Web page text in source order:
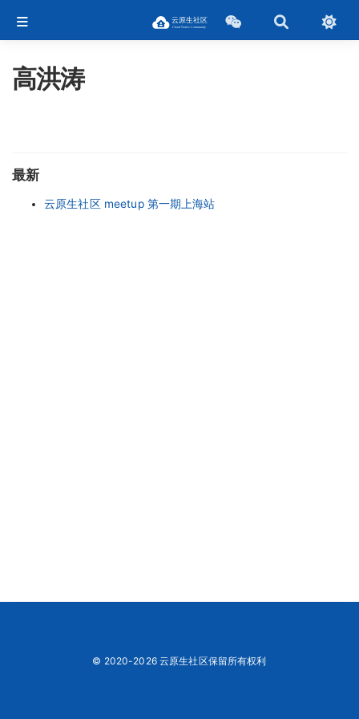
高洪涛
最新
云原生社区 meetup 第一期上海站
© 2020-2026 云原生社区保留所有权利